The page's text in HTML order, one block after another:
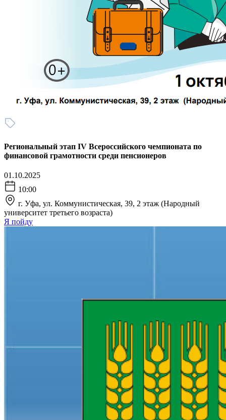
Региональный этап IV Всероссийского чемпионата по
финансовой грамотности среди пенсионеров
01.10.2025
10:00
г. Уфа, ул. Коммунистическая, 39, 2 этаж (Народный
университет третьего возраста)
Я пойду